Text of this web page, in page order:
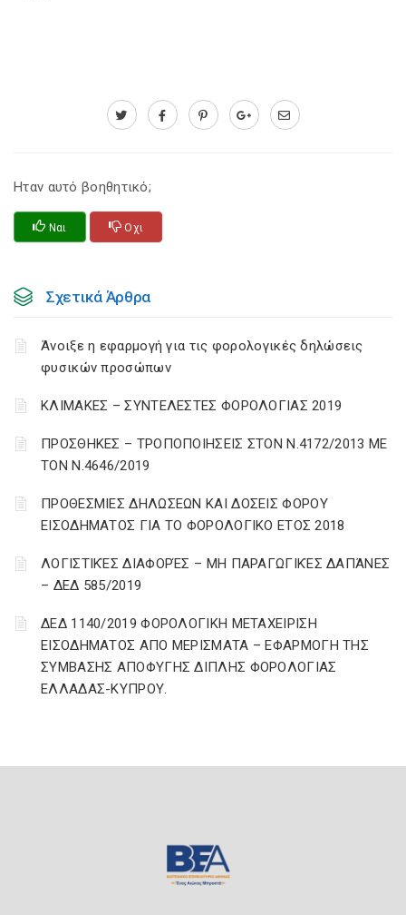
Ηταν αυτό βοηθητικό;
Ναι Οχι
Σχετικά Άρθρα
Άνοιξε η εφαρμογή για τις φορολογικές δηλώσεις
φυσικών προσώπων
ΚΛΙΜΑΚΕΣ – ΣΥΝΤΕΛΕΣΤΕΣ ΦΟΡΟΛΟΓΙΑΣ 2019
ΠΡΟΣΘΗΚΕΣ – ΤΡΟΠΟΠΟΙΗΣΕΙΣ ΣΤΟΝ Ν.4172/2013 ΜΕ
ΤΟΝ Ν.4646/2019
ΠΡΟΘΕΣΜΙΕΣ ΔΗΛΩΣΕΩΝ ΚΑΙ ΔΟΣΕΙΣ ΦΟΡΟΥ
ΕΙΣΟΔΗΜΑΤΟΣ ΓΙΑ ΤΟ ΦΟΡΟΛΟΓΙΚΟ ΕΤΟΣ 2018
ΛΟΓΙΣΤΙΚΈΣ ΔΙΑΦΟΡΈΣ – ΜΗ ΠΑΡΑΓΩΓΙΚΈΣ ΔΑΠΆΝΕΣ
– ΔΕΔ 585/2019
ΔΕΔ 1140/2019 ΦΟΡΟΛΟΓΙΚΗ ΜΕΤΑΧΕΙΡΙΣΗ
ΕΙΣΟΔΗΜΑΤΟΣ ΑΠΟ ΜΕΡΙΣΜΑΤΑ – ΕΦΑΡΜΟΓΗ ΤΗΣ
ΣΥΜΒΑΣΗΣ ΑΠΟΦΥΓΗΣ ΔΙΠΛΗΣ ΦΟΡΟΛΟΓΙΑΣ
ΕΛΛΑΔΑΣ-ΚΥΠΡΟΥ.